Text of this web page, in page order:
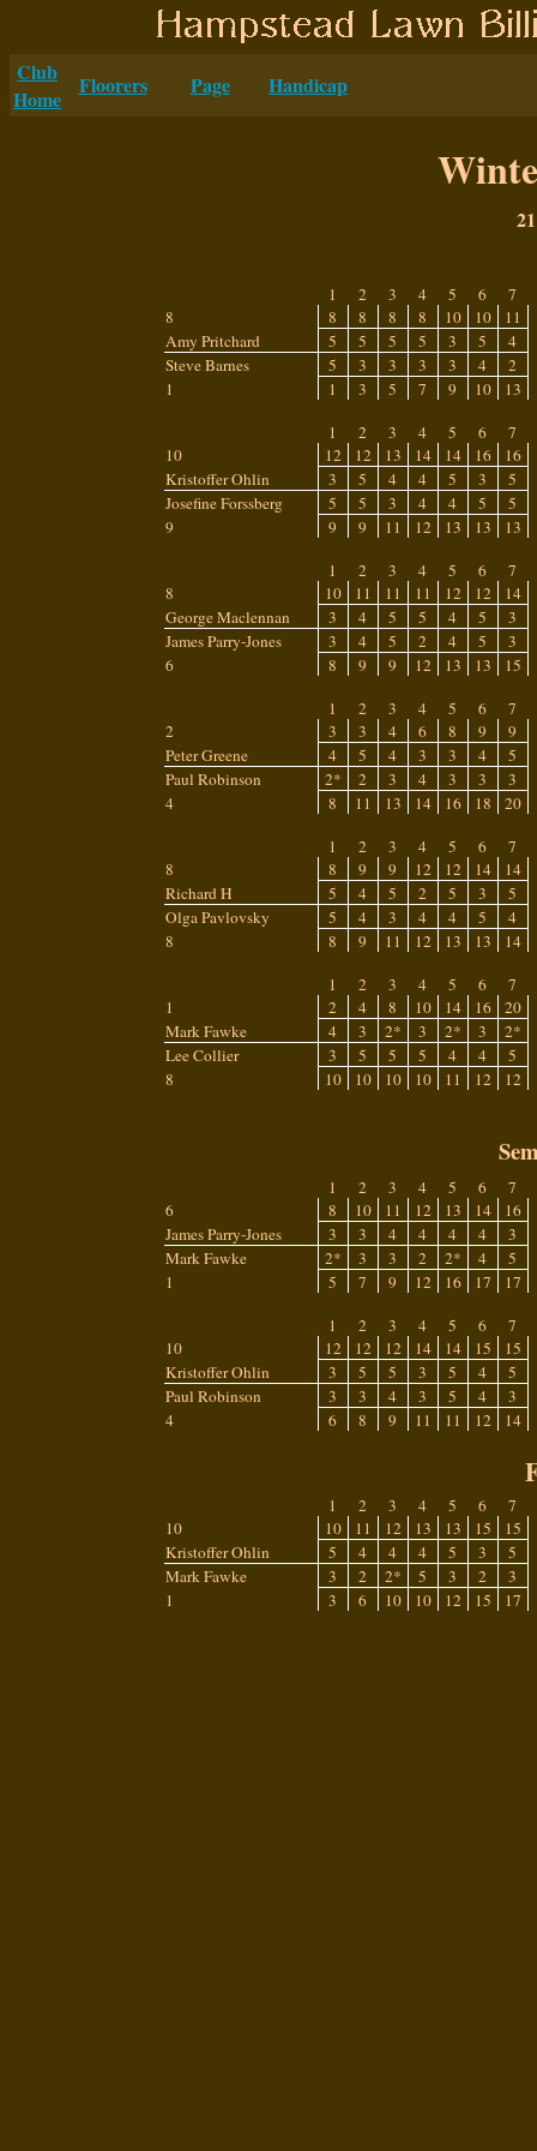
Club
Home
Floorers Page Handicap
1 2 3 4 5 6
7
8
8 8 8 8 10 10
11
Amy Pritchard
5 5 5 5 3 5
4
Steve Barnes
5 3 3 3 3 4
2
1
1 3 5 7 9 10
13
1
2 3 4 5 6
7
10
12 12 13 14 14 16
16
Kristoffer Ohlin
3 5 4 4 5 3
5
Josefine Forssberg
5 5 3 4 4 5
5
9
9 9 11 12 13 13
13
1
2 3 4 5 6
7
8
10 11 11 11 12 12
14
George Maclennan
3 4 5 5 4 5
3
James Parry-Jones
3 4 5 2 4 5
3
6
8 9 9 12 13 13
15
1
2 3 4 5 6
7
2
3 3 4 6 8 9
9
Peter Greene
4 5 4 3 3 4
5
Paul Robinson
2* 2 3 4 3 3
3
4
8 11 13 14 16 18
20
1
2 3 4 5 6
7
8
8 9 9 12 12 14
14
Richard H
5 4 5 2 5 3
5
Olga Pavlovsky
5 4 3 4 4 5
4
8
8 9 11 12 13 13
14
1
2 3 4 5 6
7
1
2 4 8 10 14 16
20
Mark Fawke
4 3 2* 3 2* 3
2*
Lee Collier
3 5 5 5 4 4
5
8
10 10 10 10 11 12 12
1 2 3 4 5 6
7
6
8 10 11 12 13 14
16
James Parry-Jones
3 3 4 4 4 4
3
Mark Fawke
2* 3 3 2 2* 4
5
1
5 7 9 12 16 17
17
1
2 3 4 5 6
7
10
12 12 12 14 14 15
15
Kristoffer Ohlin
3 5 5 3 5 4
5
Paul Robinson
3 3 4 3 5 4
3
4
6 8 9 11 11 12 14
1 2 3 4 5 6
7
10
10 11 12 13 13 15
15
Kristoffer Ohlin
5 4 4 4 5 3
5
Mark Fawke
3 2 2* 5 3 2
3
1
3 6 10 10 12 15 17